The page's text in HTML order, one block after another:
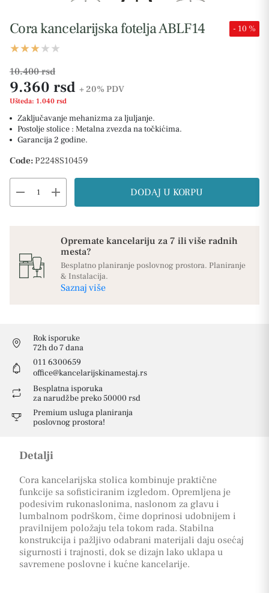
Cora kancelarijska fotelja ABLF14 - 10 %
10.400 rsd
9.360 rsd + 20% PDV
Ušteda: 1.040 rsd
Zaključavanje mehanizma za ljuljanje.
Postolje stolice : Metalna zvezda na točkićima.
Garancija 2 godine.
Code: P2248S10459
remove add DODAJ U KORPU
Opremate kancelariju za 7 ili više radnih
mesta?
Besplatno planiranje poslovnog prostora. Planiranje
& Instalacija.
Saznaj više
Rok isporuke
72h do 7 dana
011 6300659
office@kancelarijskinamestaj.rs
Besplatna isporuka
za narudžbe preko 50000 rsd
Premium usluga planiranja
poslovnog prostora!
Detalji
Cora kancelarijska stolica kombinuje praktične
funkcije sa sofisticiranim izgledom. Opremljena je
podesivim rukonaslonima, naslonom za glavu i
lumbalnom podrškom, čime doprinosi udobnijem i
pravilnijem položaju tela tokom rada. Stabilna
konstrukcija i pažljivo odabrani materijali daju osećaj
sigurnosti i trajnosti, dok se dizajn lako uklapa u
savremene poslovne i kućne kancelarije.